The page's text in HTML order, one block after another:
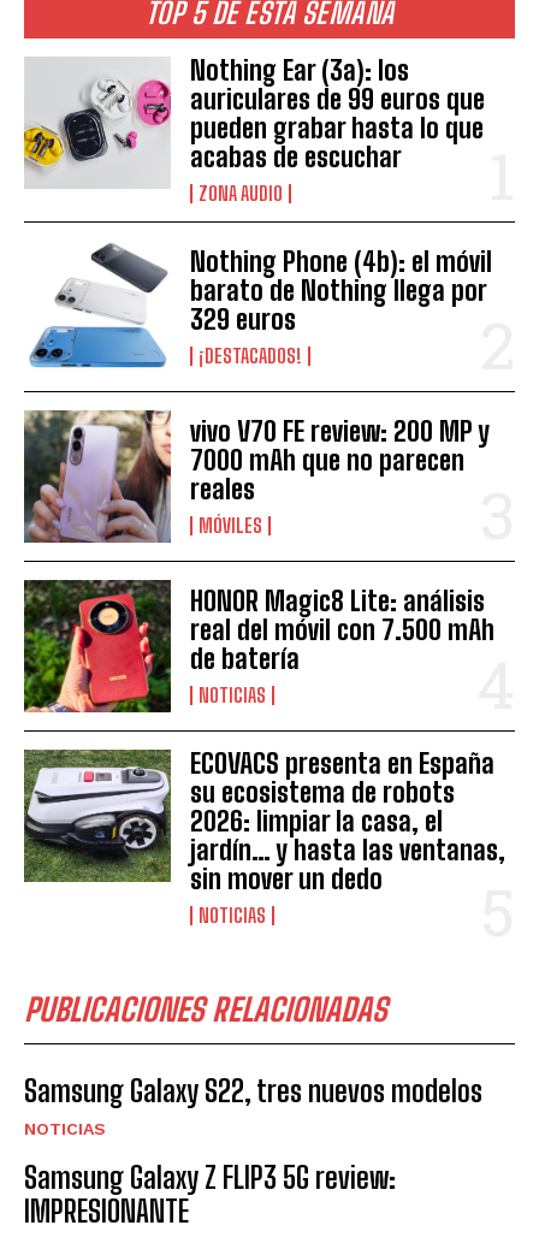
TOP 5 DE ESTA SEMANA
Nothing Ear (3a): los
auriculares de 99 euros que
pueden grabar hasta lo que
acabas de escuchar
ZONA AUDIO
Nothing Phone (4b): el móvil
barato de Nothing llega por
329 euros
¡DESTACADOS!
vivo V70 FE review: 200 MP y
7000 mAh que no parecen
reales
MÓVILES
HONOR Magic8 Lite: análisis
real del móvil con 7.500 mAh
de batería
NOTICIAS
ECOVACS presenta en España
su ecosistema de robots
2026: limpiar la casa, el
jardín… y hasta las ventanas,
sin mover un dedo
NOTICIAS
PUBLICACIONES RELACIONADAS
Samsung Galaxy S22, tres nuevos modelos
NOTICIAS
Samsung Galaxy Z FLIP3 5G review:
IMPRESIONANTE